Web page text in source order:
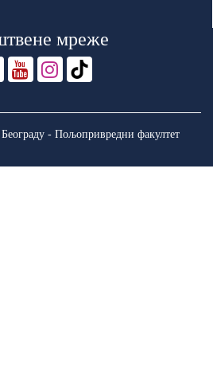
мреже
- Пољопривредни факултет